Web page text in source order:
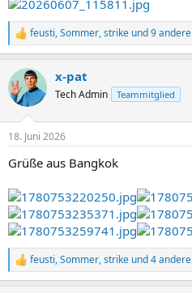
R
e
k
t
i
e
:
feusti,Sommer,strike und 9 andere
x-pat
Tech Admin Teammitglied
18. Juni 2026
Grüße aus Bangkok
R
e
feusti,Sommer,strike und 4 andere